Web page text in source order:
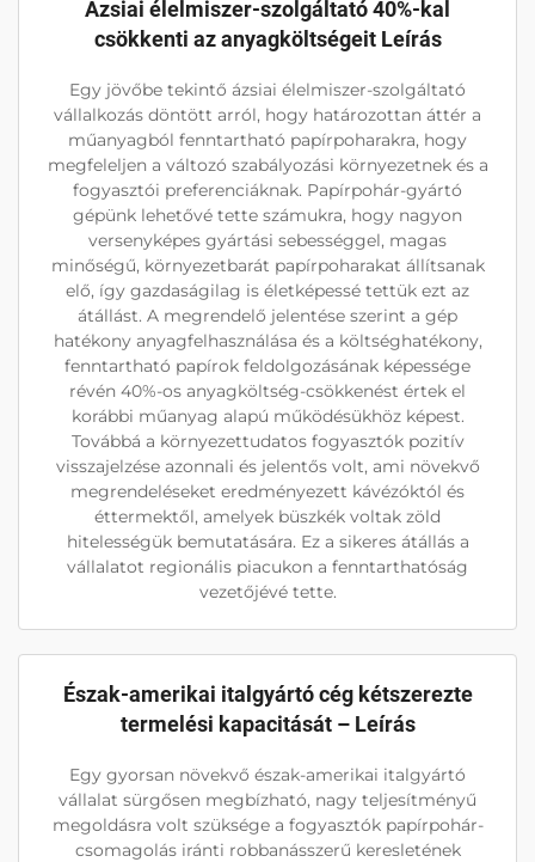
Ázsiai élelmiszer-szolgáltató 40%-kal
csökkenti az anyagköltségeit Leírás
Egy jövőbe tekintő ázsiai élelmiszer-szolgáltató
vállalkozás döntött arról, hogy határozottan áttér a
műanyagból fenntartható papírpoharakra, hogy
megfeleljen a változó szabályozási környezetnek és a
fogyasztói preferenciáknak. Papírpohár-gyártó
gépünk lehetővé tette számukra, hogy nagyon
versenyképes gyártási sebességgel, magas
minőségű, környezetbarát papírpoharakat állítsanak
elő, így gazdaságilag is életképessé tettük ezt az
átállást. A megrendelő jelentése szerint a gép
hatékony anyagfelhasználása és a költséghatékony,
fenntartható papírok feldolgozásának képessége
révén 40%-os anyagköltség-csökkenést értek el
korábbi műanyag alapú működésükhöz képest.
Továbbá a környezettudatos fogyasztók pozitív
visszajelzése azonnali és jelentős volt, ami növekvő
megrendeléseket eredményezett kávézóktól és
éttermektől, amelyek büszkék voltak zöld
hitelességük bemutatására. Ez a sikeres átállás a
vállalatot regionális piacukon a fenntarthatóság
vezetőjévé tette.
Észak-amerikai italgyártó cég kétszerezte
termelési kapacitását – Leírás
Egy gyorsan növekvő észak-amerikai italgyártó
vállalat sürgősen megbízható, nagy teljesítményű
megoldásra volt szüksége a fogyasztók papírpohár-
csomagolás iránti robbanásszerű keresletének